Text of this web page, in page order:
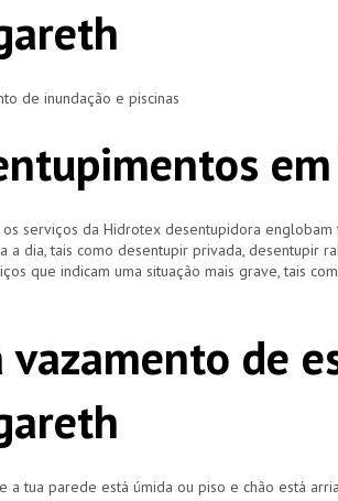
de inundação e piscinas
os serviços da Hidrotex desentupidora
a dia, tais como desentupir privada, desentupir
que indicam uma situação mais grave, tais
vazamento de
a tua parede está úmida ou piso e chão está